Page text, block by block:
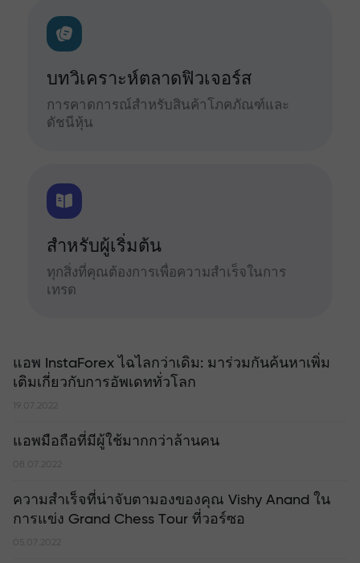
บทวิเคราะห์ตลาดฟิวเจอร์ส
การคาดการณ์สำหรับสินค้าโภคภัณฑ์และ
ดัชนีหุ้น
สำหรับผู้เริ่มต้น
ทุกสิ่งที่คุณต้องการเพื่อความสำเร็จในการ
เทรด
แอพ InstaForex ไฉไลกว่าเดิม: มาร่วมกันค้นหาเพิ่ม
เติมเกี่ยวกับการอัพเดททั่วโลก
19.07.2022
แอพมือถือที่มีผู้ใช้มากกว่าล้านคน
08.07.2022
ความสำเร็จที่น่าจับตามองของคุณ Vishy Anand ใน
การแข่ง Grand Chess Tour ที่วอร์ซอ